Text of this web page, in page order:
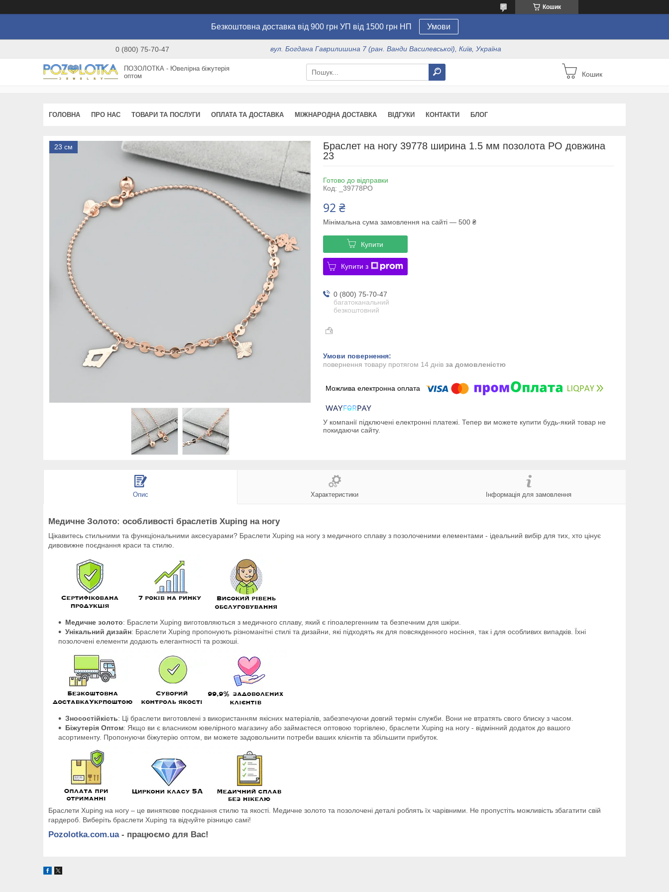
Кошик
Безкоштовна доставка від 900 грн УП від 1500 грн НП Умови
0 (800) 75-70-47 вул. Богдана Гаврилишина 7 (ран. Ванди Василевської), Київ, Україна
ПОЗОЛОТКА - Ювелірна біжутерія
оптом
Кошик
ГОЛОВНА ПРО НАС ТОВАРИ ТА ПОСЛУГИ ОПЛАТА ТА ДОСТАВКА МІЖНАРОДНА ДОСТАВКА ВІДГУКИ КОНТАКТИ БЛОГ
23 см
Браслет на ногу 39778 ширина 1.5 мм позолота РО довжина
23
Готово до відправки
Код:
_39778РО
92 ₴
Мінімальна сума замовлення на сайті — 500 ₴
Купити
Купити з
0 (800) 75-70-47
багатоканальний
безкоштовний
повернення товару протягом 14 днів за домовленістю
У компанії підключені електронні платежі. Тепер ви можете купити будь-який товар не
покидаючи сайту.
Опис Характеристики Інформація для замовлення
Медичне Золото: особливості браслетів Xuping на ногу
Цікавитесь стильними та функціональними аксесуарами? Браслети Xuping на ногу з медичного сплаву з позолоченими елементами - ідеальний вибір для тих, хто цінує
дивовижне поєднання краси та стилю.
Медичне золото: Браслети Xuping виготовляються з медичного сплаву, який є гіпоалергенним та безпечним для шкіри.
Унікальний дизайн: Браслети Xuping пропонують різноманітні стилі та дизайни, які підходять як для повсякденного носіння, так і для особливих випадків. Їхні
позолочені елементи додають елегантності та розкоші.
Зносостійкість: Ці браслети виготовлені з використанням якісних матеріалів, забезпечуючи довгий термін служби. Вони не втратять свого блиску з часом.
Біжутерія Оптом: Якщо ви є власником ювелірного магазину або займаєтеся оптовою торгівлею, браслети Xuping на ногу - відмінний додаток до вашого
асортименту. Пропонуючи біжутерію оптом, ви можете задовольнити потреби ваших клієнтів та збільшити прибуток.
Браслети Xuping на ногу – це виняткове поєднання стилю та якості. Медичне золото та позолочені деталі роблять їх чарівними. Не пропустіть можливість збагатити свій
гардероб. Виберіть браслети Xuping та відчуйте різницю самі!
Pozolotka.com.ua- працюємо для Вас!